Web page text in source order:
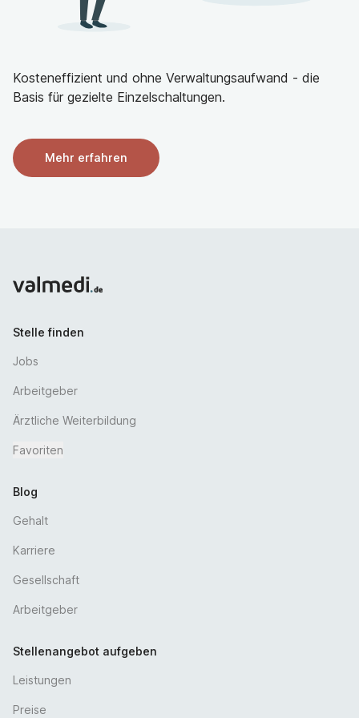
und an Feiertagen für die zu unterstützenden
übernommen)
Wir bieten Ihnen
zukunftsorientierten Unternehmen
Ein vielfältiges und verantwortungsvolles
Kosteneffizient und ohne Verwaltungsaufwand - die
Basis für gezielte Einzelschaltungen.
Mehr erfahren
Stelle finden
Jobs
Arbeitgeber
Ärztliche Weiterbildung
Favoriten
Blog
Gehalt
Karriere
Gesellschaft
Arbeitgeber
Stellenangebot aufgeben
Leistungen
Preise